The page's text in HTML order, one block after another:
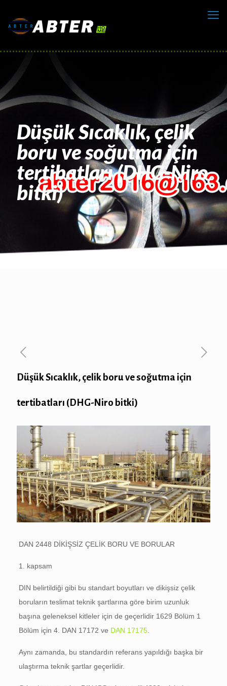
Düşük Sıcaklık, çelik
boru ve soğutma için
tertibatları (DHG-Niro
bitki)
Düşük Sıcaklık, çelik boru ve soğutma için
tertibatları (DHG-Niro bitki)
DAN 2448 DİKİŞSİZ ÇELİK BORU VE BORULAR
1. kapsam
DIN belirtildiği gibi bu standart boyutları ve dikişsiz çelik
boruların teslimat teknik şartlarına göre birim uzunluk
başına geleneksel kitleler için de geçerlidir 1629 Bölüm 1
Bölüm için 4. DAN 17172 ve DAN 17175.
Aynı zamanda, bu standardın referans yapıldığı başka bir
ulaştırma teknik şartlar geçerlidir.